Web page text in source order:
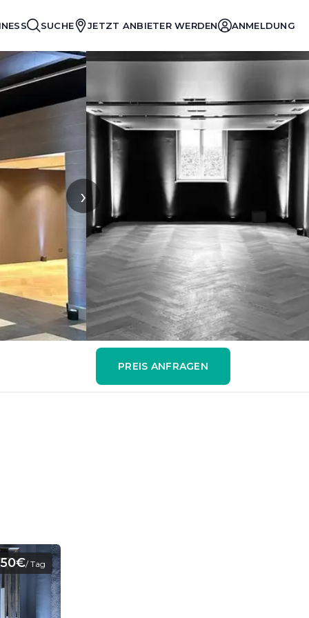
SUCHE JETZT ANBIETER WERDEN ANMELDUNG
›
PREIS ANFRAGEN
/ Tag